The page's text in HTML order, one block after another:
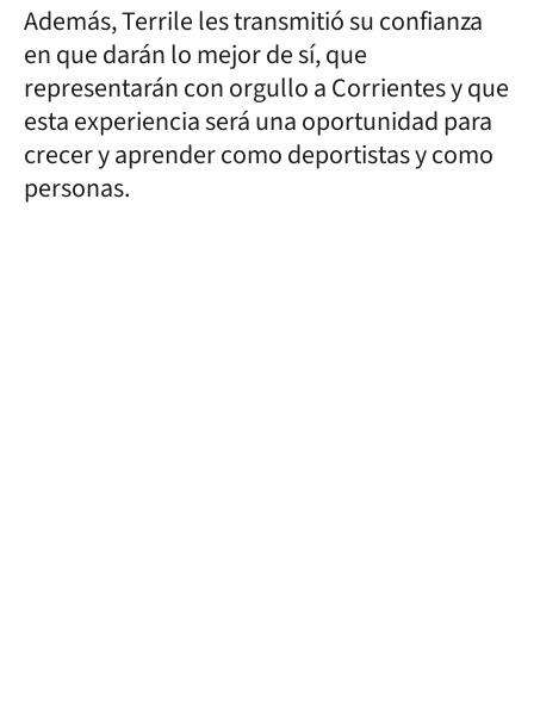
Además, Terrile les transmitió su confianza
en que darán lo mejor de sí, que
representarán con orgullo a Corrientes y que
esta experiencia será una oportunidad para
crecer y aprender como deportistas y como
personas.